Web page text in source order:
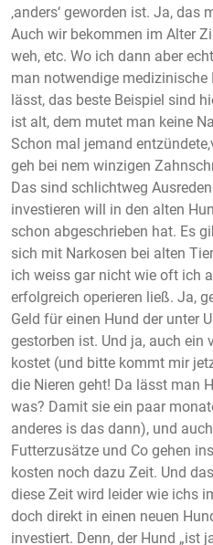
‚anders‘ geworden ist. Ja,
Auch wir bekommen im Alter
weh, etc. Wo ich dann aber
man notwendige
lässt, das beste Beispiel sind
ist alt, dem mutet man keine
Schon mal jemand
geh bei nem winzigen
Das sind schlichtweg
investieren will in den alten
schon abgeschrieben hat. Es
sich mit Narkosen bei alten
ich weiss gar nicht wie oft ich
erfolgreich operieren ließ. Ja,
Geld für einen Hund der unter
gestorben ist. Und ja, auch ein
kostet (und bitte kommt mir
die Nieren geht! Da lässt man
was? Damit sie ein paar
anderes is das dann), und
Futterzusätze und Co gehen
kosten noch dazu Zeit. Und
diese Zeit wird leider wie ichs
doch direkt in einen neuen
investiert. Denn, der Hund „ist